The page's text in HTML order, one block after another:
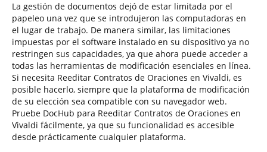
La gestión de documentos dejó de estar limitada por el
papeleo una vez que se introdujeron las computadoras en
el lugar de trabajo. De manera similar, las limitaciones
impuestas por el software instalado en su dispositivo ya no
restringen sus capacidades, ya que ahora puede acceder a
todas las herramientas de modificación esenciales en línea.
Si necesita Reeditar Contratos de Oraciones en Vivaldi, es
posible hacerlo, siempre que la plataforma de modificación
de su elección sea compatible con su navegador web.
Pruebe DocHub para Reeditar Contratos de Oraciones en
Vivaldi fácilmente, ya que su funcionalidad es accesible
desde prácticamente cualquier plataforma.